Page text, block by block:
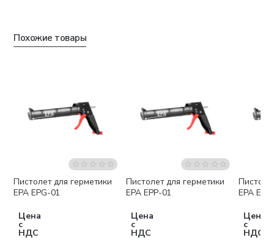
Похожие товары
Пистолет для герметики
EPA EPG-01
Цена
с
НДС
Пистолет для герметики
EPA EPP-01
Цена
с
НДС
EPA
Цена
с
НДС